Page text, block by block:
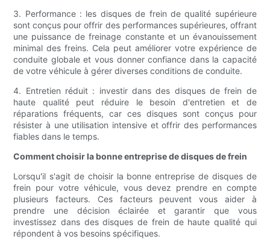
3. Performance : les disques de frein de qualité supérieure
sont conçus pour offrir des performances supérieures, offrant
une puissance de freinage constante et un évanouissement
minimal des freins. Cela peut améliorer votre expérience de
conduite globale et vous donner confiance dans la capacité
de votre véhicule à gérer diverses conditions de conduite.
4. Entretien réduit : investir dans des disques de frein de
haute qualité peut réduire le besoin d'entretien et de
réparations fréquents, car ces disques sont conçus pour
résister à une utilisation intensive et offrir des performances
fiables dans le temps.
Comment choisir la bonne entreprise de disques de frein
Lorsqu'il s'agit de choisir la bonne entreprise de disques de
frein pour votre véhicule, vous devez prendre en compte
plusieurs facteurs. Ces facteurs peuvent vous aider à
prendre une décision éclairée et garantir que vous
investissez dans des disques de frein de haute qualité qui
répondent à vos besoins spécifiques.